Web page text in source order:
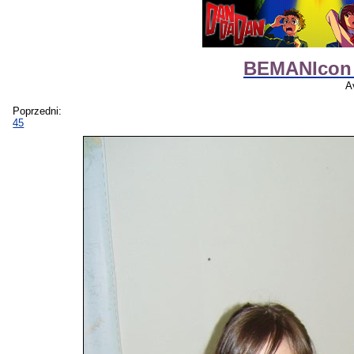
Poprzedni:
45